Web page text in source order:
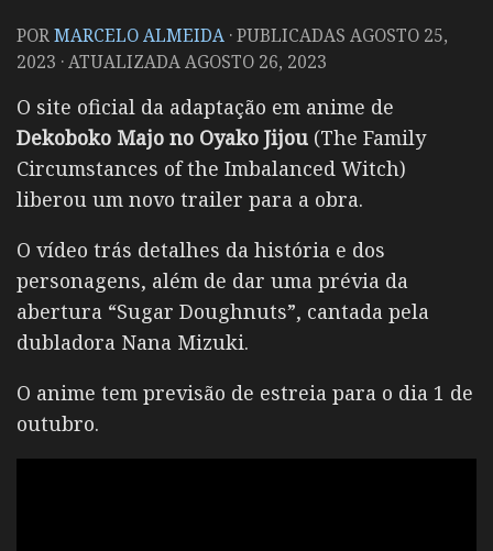
PORMARCELO ALMEIDA · PUBLICADAS AGOSTO 25,
2023 · ATUALIZADAAGOSTO 26, 2023
O site oficial da adaptação em anime de
Dekoboko Majo no Oyako Jijou (The Family
Circumstances of the Imbalanced Witch)
liberou um novo trailer para a obra.
O vídeo trás detalhes da história e dos
personagens, além de dar uma prévia da
abertura “Sugar Doughnuts”, cantada pela
dubladora Nana Mizuki.
O anime tem previsão de estreia para o dia 1 de
outubro.